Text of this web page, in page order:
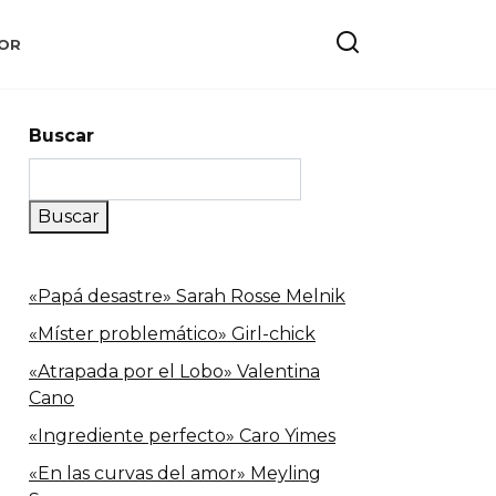
Buscar
Buscar
«Papá desastre» Sarah Rosse Melnik
«Míster problemático» Girl-chick
«Atrapada por el Lobo» Valentina
Cano
«Ingrediente perfecto» Caro Yimes
«En las curvas del amor» Meyling